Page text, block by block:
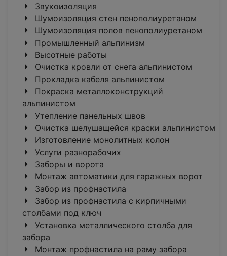
Звукоизоляция
Шумоизоляция стен пенополиуретаном
Шумоизоляция полов пенополиуретаном
Промышленный альпинизм
Высотные работы
Очистка кровли от снега альпинистом
Прокладка кабеля альпинистом
Покраска металлоконструкций
альпинистом
Утепление панельных швов
Очистка шелушащейся краски альпинистом
Изготовление монолитных колон
Услуги разнорабочих
Заборы и ворота
Монтаж автоматики для гаражных ворот
Забор из профнастила
Забор из профнастила с кирпичными
столбами под ключ
Установка металлического столба для
забора
Монтаж профнастила на раму забора